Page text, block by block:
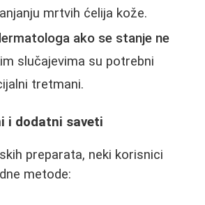
mrtvih ćelija kože.
ako se stanje ne
slučajevima su potrebni
tretmani.
i dodatni saveti
preparata, neki korisnici
metode: